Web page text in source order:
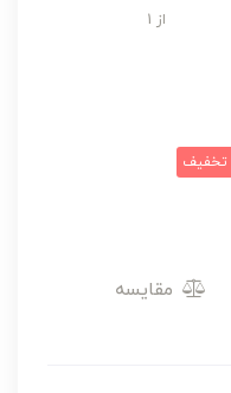
از 1
تخفیف
مقایسه